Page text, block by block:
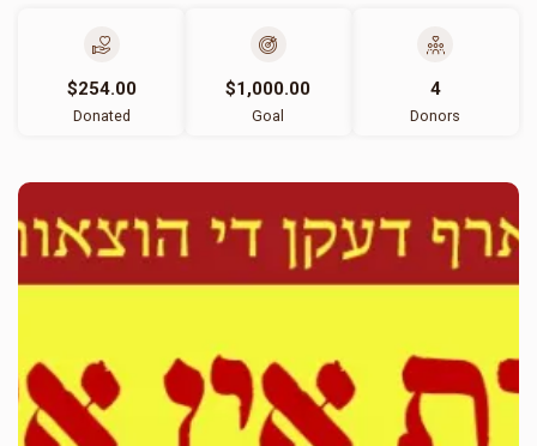
$254.00
Donated
$1,000.00
Goal
4
Donors